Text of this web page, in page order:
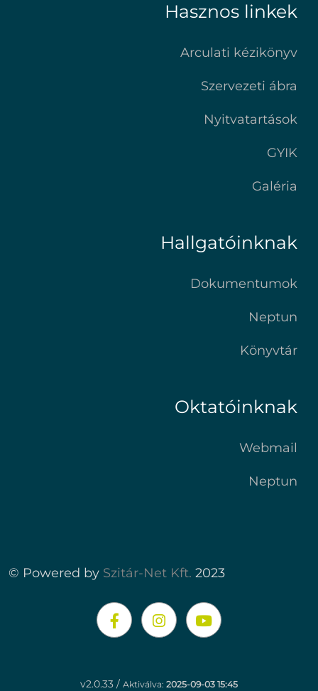
Hasznos linkek
Arculati kézikönyv
Szervezeti ábra
Nyitvatartások
GYIK
Galéria
Hallgatóinknak
Dokumentumok
Neptun
Könyvtár
Oktatóinknak
Webmail
Neptun
© Powered by Szitár-Net Kft. 2023
v2.0.33 / Aktiválva: 2025-09-03 15:45